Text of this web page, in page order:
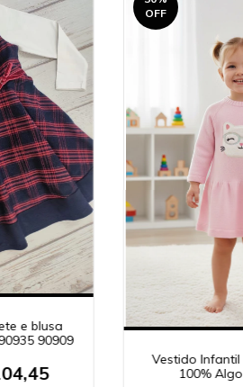
e blusa
90909
OFF
Vestido Infantil
100%